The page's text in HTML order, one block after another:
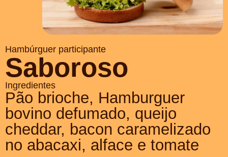
Hambúrguer participante
Saboroso
Ingredientes
Pão brioche, Hamburguer
bovino defumado, queijo
cheddar, bacon caramelizado
no abacaxi, alface e tomate